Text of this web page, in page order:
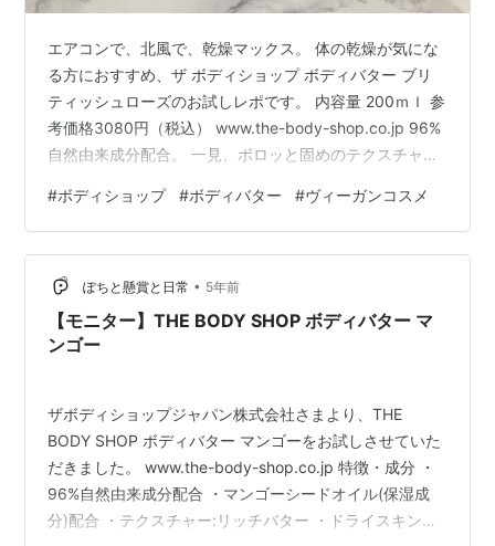
エアコンで、北風で、乾燥マックス。 体の乾燥が気にな
る方におすすめ、ザ ボディショップ ボディバター ブリ
ティッシュローズのお試しレポです。 内容量 200ｍｌ 参
考価格3080円（税込） www.the-body-shop.co.jp 96%
自然由来成分配合。 一見、ボロッと固めのテクスチャー
は、まさにバターそのもの！ こっくり、しっとり、もっ
ちり。 シアバターやセサミシードオイルといった天然の
保湿成分で、乾燥して固くなった肌を潤いのある柔らか
い手触りの肌へ導いてくれます。 保湿力抜群！伸び感よ
し！ 体温でバターがとろけ、どんどん馴染んでいく…
#ボディショップ #ボディバター #ヴィーガンコスメ
ぽちと懸賞と日常 • 5年前
【モニター】THE BODY SHOP ボディバター マ
ンゴー
ザボディショップジャパン株式会社さまより、THE
BODY SHOP ボディバター マンゴーをお試しさせていた
だきました。 www.the-body-shop.co.jp 特徴・成分 ・
96%自然由来成分配合 ・マンゴーシードオイル(保湿成
分)配合 ・テクスチャー:リッチバター ・ドライスキンの